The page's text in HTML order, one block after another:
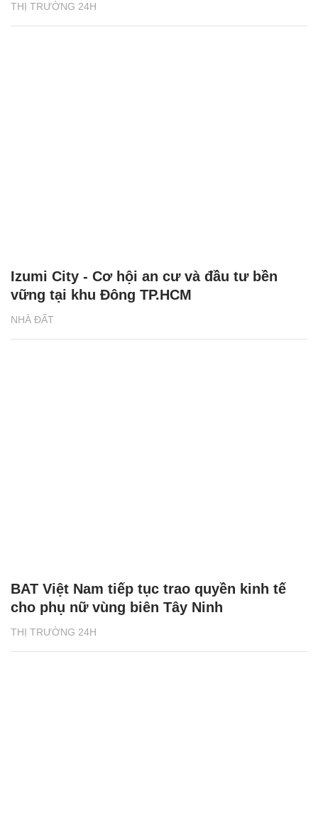
THỊ TRƯỜNG 24H
NHÀ ĐẤT
Izumi City - Cơ hội an cư và đầu tư bền
vững tại khu Đông TP.HCM
THỊ TRƯỜNG 24H
BAT Việt Nam tiếp tục trao quyền kinh tế
cho phụ nữ vùng biên Tây Ninh